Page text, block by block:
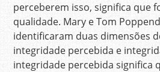
perceberem isso, significa que
qualidade. Mary e Tom
identificaram duas dimensões
integridade percebida e
integridade percebida significa